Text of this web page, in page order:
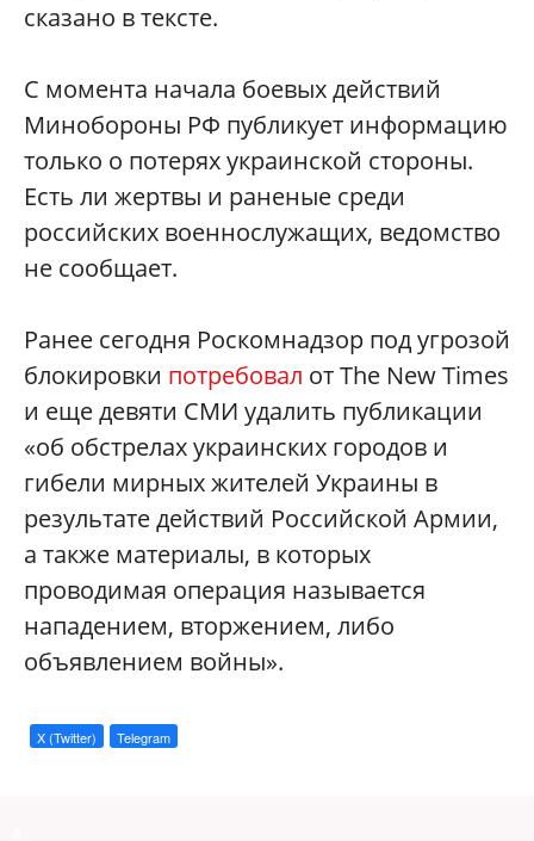
сказано в тексте.
С момента начала боевых действий
Минобороны РФ публикует информацию
только о потерях украинской стороны.
Есть ли жертвы и раненые среди
российских военнослужащих, ведомство
не сообщает.
Ранее сегодня Роскомнадзор под угрозой
блокировки потребовал от The New Times
и еще девяти СМИ удалить публикации
«об обстрелах украинских городов и
гибели мирных жителей Украины в
результате действий Российской Армии,
а также материалы, в которых
проводимая операция называется
нападением, вторжением, либо
объявлением войны».
X (Twitter) Telegram